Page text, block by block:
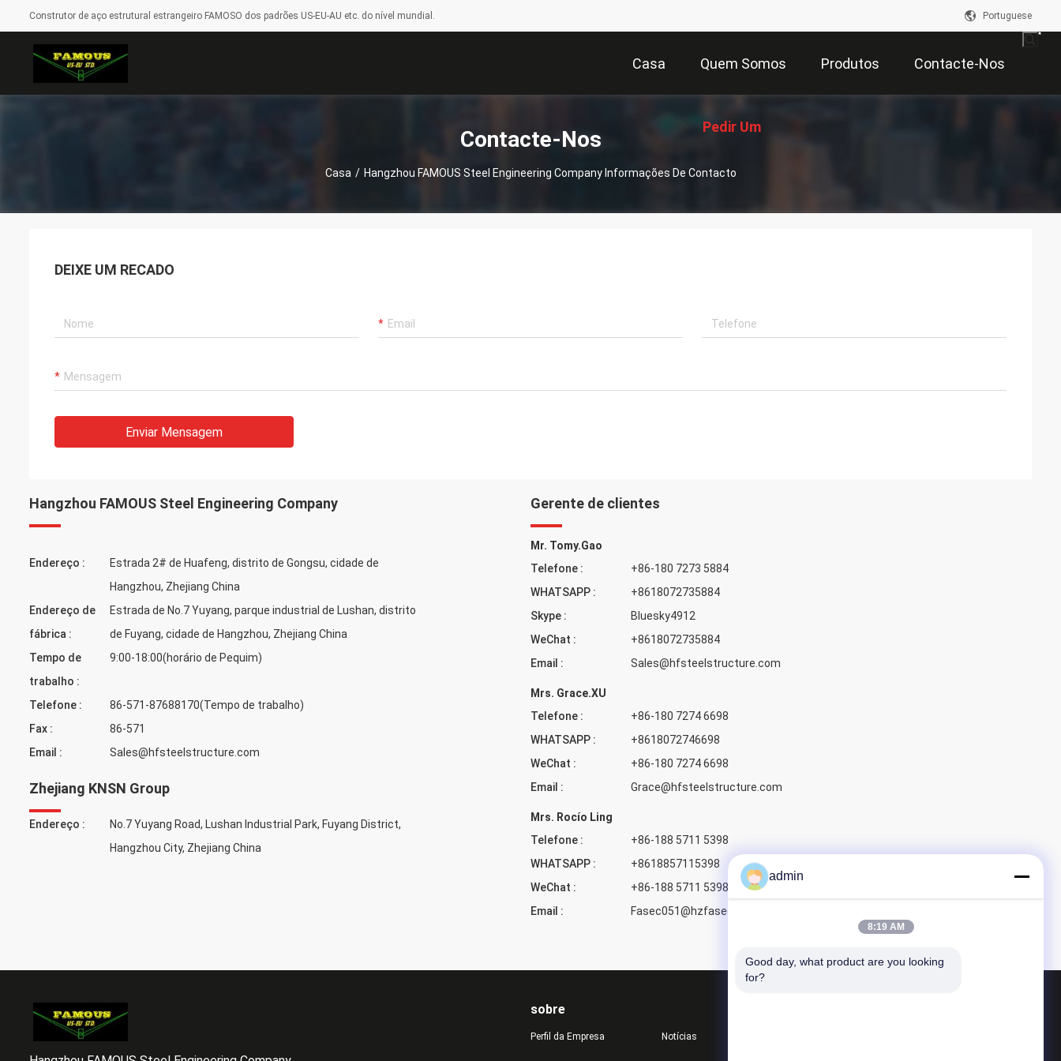
Construtor de aço estrutural estrangeiro FAMOSO dos padrões US-EU-AU etc. do nível mundial. Portuguese
Casa Quem Somos Produtos Contacte-Nos
Pedir Um
Contacte-Nos
Casa / Hangzhou FAMOUS Steel Engineering Company Informações De Contacto
DEIXE UM RECADO
Enviar Mensagem
Hangzhou FAMOUS Steel Engineering Company
Endereço :
Estrada 2# de Huafeng, distrito de Gongsu, cidade de
Hangzhou, Zhejiang China
Endereço de
fábrica :
Estrada de No.7 Yuyang, parque industrial de Lushan, distrito
de Fuyang, cidade de Hangzhou, Zhejiang China
Tempo de
trabalho :
9:00-18:00(horário de Pequim)
Telefone :
86-571-87688170(Tempo de trabalho)
Fax :
86-571
Email :
Sales@hfsteelstructure.com
Zhejiang KNSN Group
Endereço :
No.7 Yuyang Road, Lushan Industrial Park, Fuyang District,
Hangzhou City, Zhejiang China
Gerente de clientes
Mr. Tomy.Gao
Telefone :
+86-180 7273 5884
WHATSAPP :
+8618072735884
Skype :
Bluesky4912
WeChat :
+8618072735884
Email :
Sales@hfsteelstructure.com
Mrs. Grace.XU
Telefone :
+86-180 7274 6698
WHATSAPP :
+8618072746698
WeChat :
+86-180 7274 6698
Email :
Grace@hfsteelstructure.com
Mrs. Rocío Ling
Telefone :
+86-188 5711 5398
WHATSAPP :
+8618857115398
WeChat :
+86-188 5711 5398
Email :
Fasec051@hzfasec.com
sobre
Perfil da Empresa Notícias
admin
8:19 AM
Good day, what product are you looking
for?